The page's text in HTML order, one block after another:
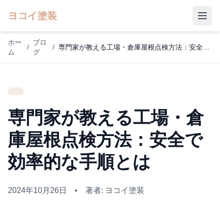
ヨコイ塗装
ホー
ム
/
ブロ
グ
/ 専門家が教える工場・倉庫屋根点検方法：安全で効率的な手順とは
専門家が教える工場・倉
庫屋根点検方法：安全で
効率的な手順とは
2024年10月26日 • 著者: ヨコイ塗装